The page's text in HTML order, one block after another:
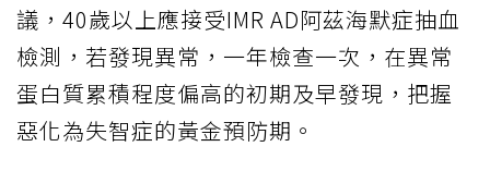
議，40歲以上應接受IMR AD阿茲海默症抽血
檢測，若發現異常，一年檢查一次，在異常
蛋白質累積程度偏高的初期及早發現，把握
惡化為失智症的黃金預防期。